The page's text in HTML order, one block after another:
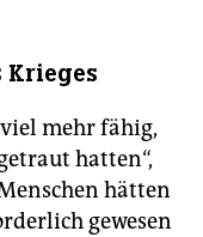
Krieges
mehr fähig,
hatten“,
hätten
gewesen